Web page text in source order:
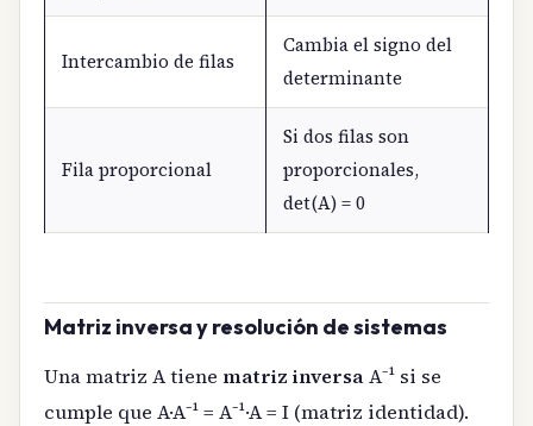
Intercambio de filas
Cambia el signo del
determinante
Fila proporcional
Si dos filas son
proporcionales,
det(A) = 0
Matriz inversa y resolución de sistemas
Una matriz A tiene matriz inversaA⁻¹ si se
cumple que A·A⁻¹ = A⁻¹·A = I (matriz identidad).